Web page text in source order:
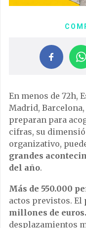
En menos de 72h,
Madrid,
preparan para
cifras, su
organizativo,
grandes
del año.
Más de 550.000
actos previstos. El
millones de euros.
desplazamientos